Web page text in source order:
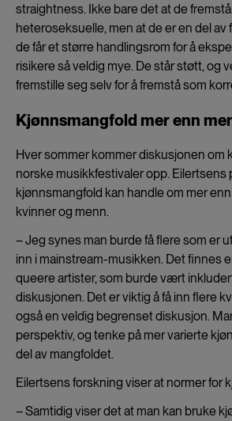
straightness. Ikke bare det at de
heteroseksuelle, men at de er en del av
de får et større handlingsrom for å
risikere så veldig mye. De står støtt, og
fremstille seg selv for å fremstå som
Kjønnsmangfold mer enn
Hver sommer kommer diskusjonen om
norske musikkfestivaler opp. Eilertsens
kjønnsmangfold kan handle om mer
kvinner og menn.
– Jeg synes man burde få flere som er
inn i mainstream-musikken. Det finnes
queere artister, som burde vært
diskusjonen. Det er viktig å få inn flere
også en veldig begrenset diskusjon.
perspektiv, og tenke på mer varierte
del av mangfoldet.
Eilertsens forskning viser at normer for
– Samtidig viser det at man kan bruke